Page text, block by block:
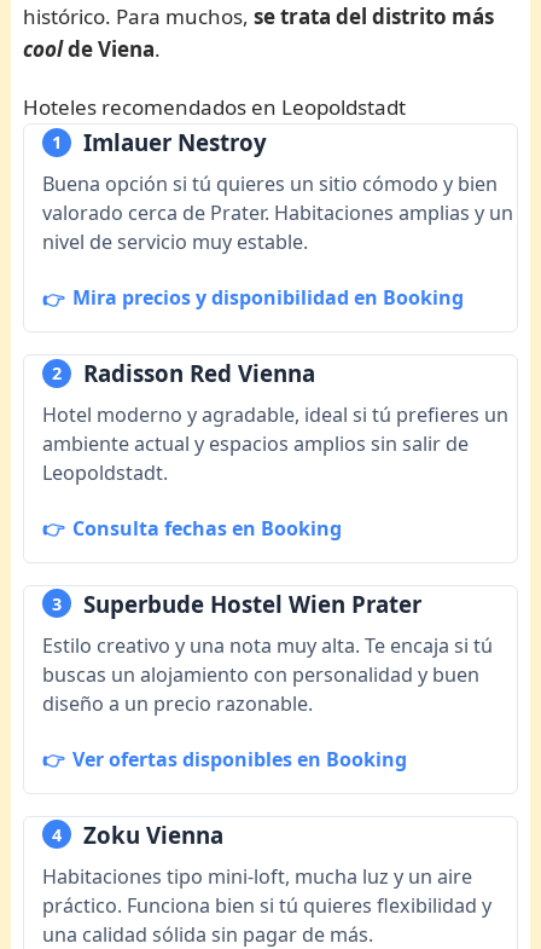
histórico. Para muchos,se trata del distrito más
coolde Viena.
Hoteles recomendados en Leopoldstadt
1 Imlauer Nestroy
Buena opción si tú quieres un sitio cómodo y bien
valorado cerca de Prater. Habitaciones amplias y un
nivel de servicio muy estable.
Mira precios y disponibilidad en Booking
2 Radisson Red Vienna
Hotel moderno y agradable, ideal si tú prefieres un
ambiente actual y espacios amplios sin salir de
Leopoldstadt.
Consulta fechas en Booking
3 Superbude Hostel Wien Prater
Estilo creativo y una nota muy alta. Te encaja si tú
buscas un alojamiento con personalidad y buen
diseño a un precio razonable.
Ver ofertas disponibles en Booking
4 Zoku Vienna
Habitaciones tipo mini-loft, mucha luz y un aire
práctico. Funciona bien si tú quieres flexibilidad y
una calidad sólida sin pagar de más.